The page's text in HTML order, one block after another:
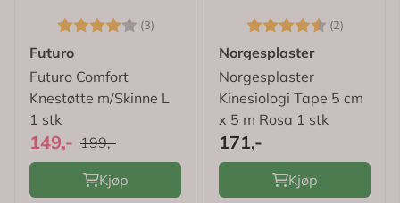
Karakter: (3)
4.0 av 5 mulige
Futuro
Futuro Comfort
Knestøtte m/Skinne L
1 stk
149,- 199,-
Kjøp
Karakter: (2)
Norgesplaster
Norgesplaster
Kinesiologi Tape 5 cm
x 5 m Rosa 1 stk
171,-
Kjøp